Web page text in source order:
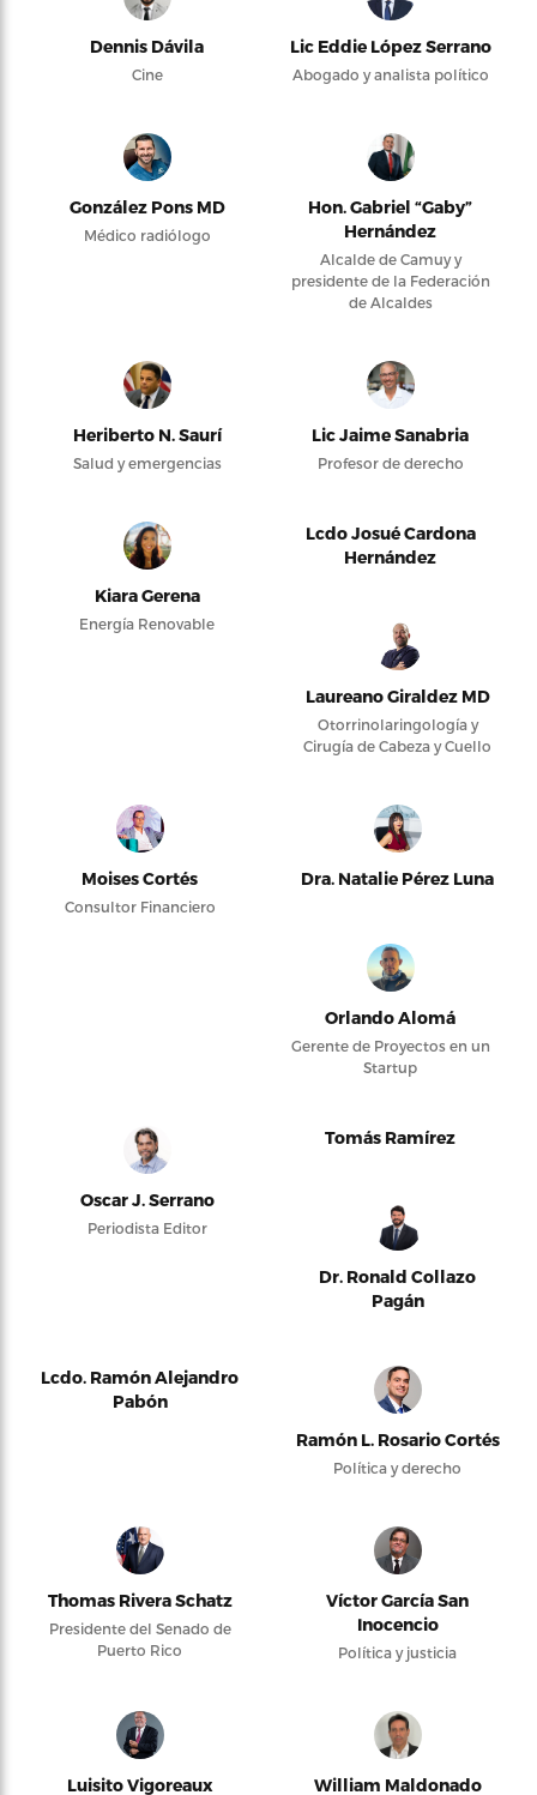
Dennis Dávila
Cine
Lic Eddie López Serrano
Abogado y analista político
González Pons MD
Médico radiólogo
Hon. Gabriel “Gaby”
Hernández
Alcalde de Camuy y
presidente de la Federación
de Alcaldes
Heriberto N. Saurí
Salud y emergencias
Lic Jaime Sanabria
Profesor de derecho
Kiara Gerena
Energía Renovable
Lcdo Josué Cardona
Hernández
Laureano Giraldez MD
Otorrinolaringología y
Cirugía de Cabeza y Cuello
Moises Cortés
Consultor Financiero
Dra. Natalie Pérez Luna
Orlando Alomá
Gerente de Proyectos en un
Startup
Oscar J. Serrano
Periodista Editor
Tomás Ramírez
Dr. Ronald Collazo
Pagán
Lcdo. Ramón Alejandro
Pabón
Ramón L. Rosario Cortés
Política y derecho
Thomas Rivera Schatz
Presidente del Senado de
Puerto Rico
Víctor García San
Inocencio
Política y justicia
Luisito Vigoreaux William Maldonado